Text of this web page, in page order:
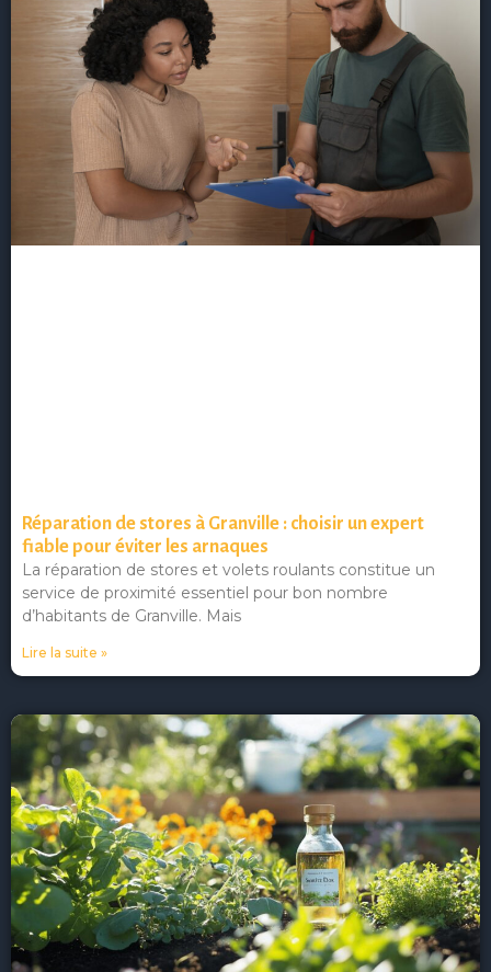
Réparation de stores à Granville : choisir un expert
fiable pour éviter les arnaques
La réparation de stores et volets roulants constitue un
service de proximité essentiel pour bon nombre
d’habitants de Granville. Mais
Lire la suite »